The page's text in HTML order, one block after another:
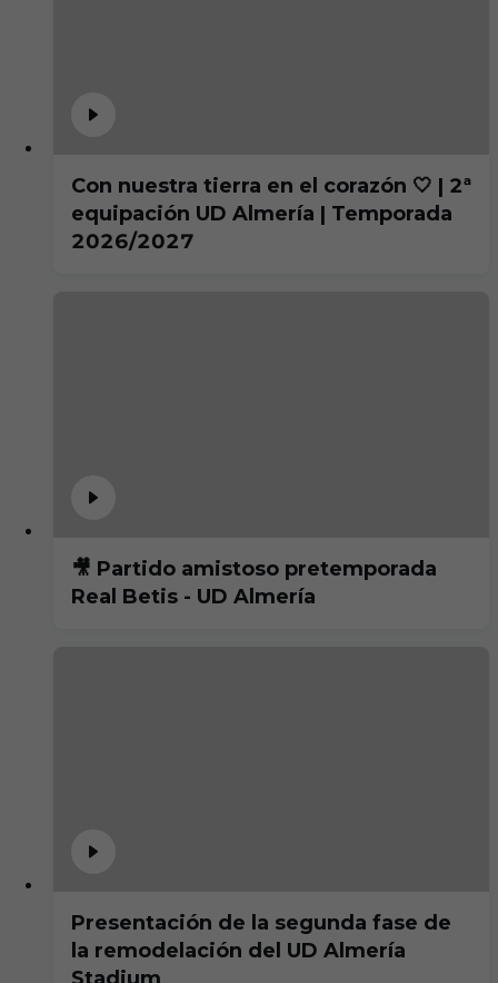
Con nuestra tierra en el corazón 🤍 | 2ª
equipación UD Almería | Temporada
2026/2027
🎥 Partido amistoso pretemporada
Real Betis - UD Almería
Presentación de la segunda fase de
la remodelación del UD Almería